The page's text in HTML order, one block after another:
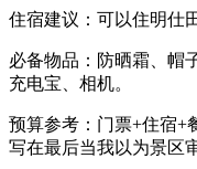
住宿建议：可以住明仕
必备物品：防晒霜、帽
充电宝、相机。
预算参考：门票+住宿+
写在最后当我以为景区